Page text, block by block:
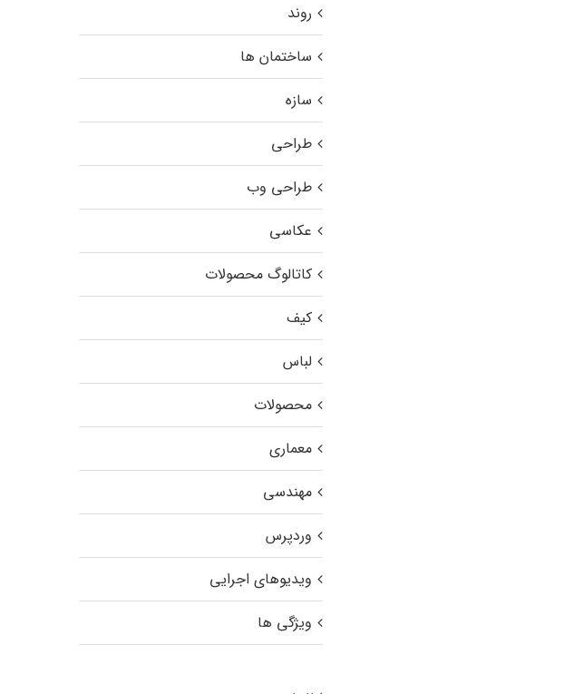
روند
ساختمان ها
سازه
طراحی
طراحی وب
عکاسی
کاتالوگ محصولات
کیف
لباس
محصولات
معماری
مهندسی
وردپرس
ویدیوهای اجرایی
ویژگی ها